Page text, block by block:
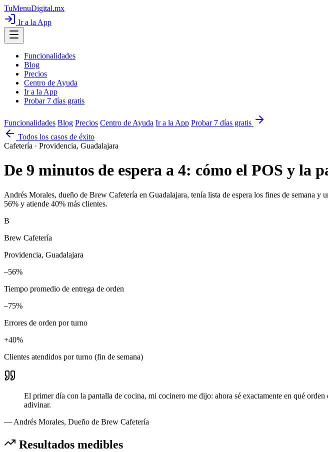
TuMenuDigital.mx
Ir a la App
Funcionalidades
Blog
Precios
Centro de Ayuda
Ir a la App
Probar 7 días gratis
Funcionalidades Blog Precios Centro de Ayuda Ir a la App Probar 7 días gratis
Todos los casos de éxito
Cafetería · Providencia, Guadalajara
De 9 minutos de espera a 4: cómo el POS y la
Andrés Morales, dueño de Brew Cafetería en Guadalajara, tenía lista de espera los fines de semana
56% y atiende 40% más clientes.
B
Brew Cafetería
Providencia, Guadalajara
–56%
Tiempo promedio de entrega de orden
–75%
Errores de orden por turno
+40%
Clientes atendidos por turno (fin de semana)
El primer día con la pantalla de cocina, mi cocinero me dijo: ahora sé exactamente en qué
adivinar.
— Andrés Morales, Dueño de Brew Cafetería
Resultados medibles